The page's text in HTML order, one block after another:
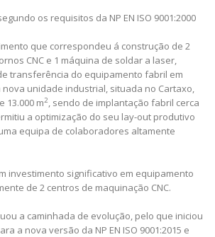
os requisitos da NP EN ISO 9001:2000
que correspondeu á construção de 2
CNC e 1 máquina de soldar a laser,
transferência do equipamento fabril em
nova unidade industrial, situada no Cartaxo,
13.000 m2, sendo de implantação fabril cerca
a optimização do seu lay-out produtivo
equipa de colaboradores altamente
investimento significativo em equipamento
de 2 centros de maquinação CNC.
a caminhada de evolução, pelo que iniciou
a nova versão da NP EN ISO 9001:2015 e